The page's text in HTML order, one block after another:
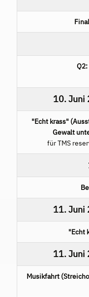
10. Juni
"Echt krass"
Gewalt
für TMS
11. Juni
"Echt
11. Juni
Musikfahrt